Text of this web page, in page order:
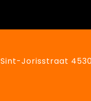
Sint-Jorisstraat